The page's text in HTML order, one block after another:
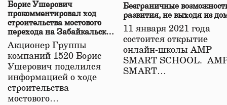
Борис Ушерович
прокомментировал ход
строительства мостового
перехода на Забайкальской
железной дороге
Акционер Группы
компаний 1520 Борис
Ушерович поделился
информацией о ходе
строительства
мостового…
Безграничные
развития, не выходя из
11 января 2021 года
состоится открытие
онлайн-школы АМР
SMART SCHOOL.
SMART…